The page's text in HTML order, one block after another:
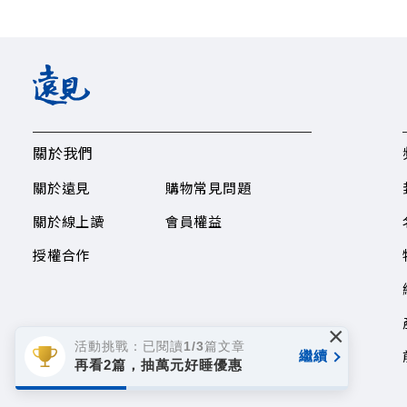
關於我們
關於遠見
關於線上讀
授權合作
購物常見問題
會員權益
活動挑戰：已閱讀1/3篇文章
再看2篇，抽萬元好睡優惠
繼續
×